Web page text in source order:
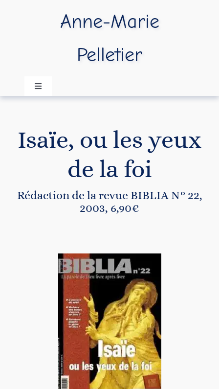
Anne-Marie
Pelletier
Navigation
à
A propos
Publications
Isaïe, ou les yeux
de la foi
Rédaction de la revue BIBLIA N° 22,
2003, 6,90€